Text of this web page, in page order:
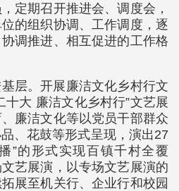
定期召开推进会、调度会，
的组织协调、工作调度，逐
调推进、相互促进的工作格
层。开展廉洁文化乡村行文
十大 廉洁文化乡村行”文艺展
廉洁文化等以党员干部群众
、花鼓等形式呈现，演出27
”的形式实现百镇千村全覆
艺展演，以专场文艺展演的
展至机关行、企业行和校园